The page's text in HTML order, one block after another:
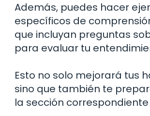
Además, puedes hacer
específicos de
que incluyan preguntas
para evaluar tu
Esto no solo mejorará tus
sino que también te
la sección correspondiente